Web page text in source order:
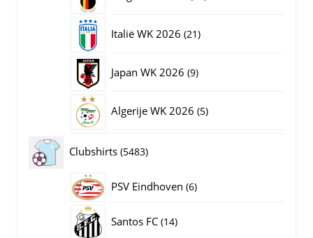
Italië WK 2026 2121
Japan WK 2026 99
Algerije WK 2026 55
Clubshirts 54835483
producten
PSV Eindhoven 66
Santos FC 1414